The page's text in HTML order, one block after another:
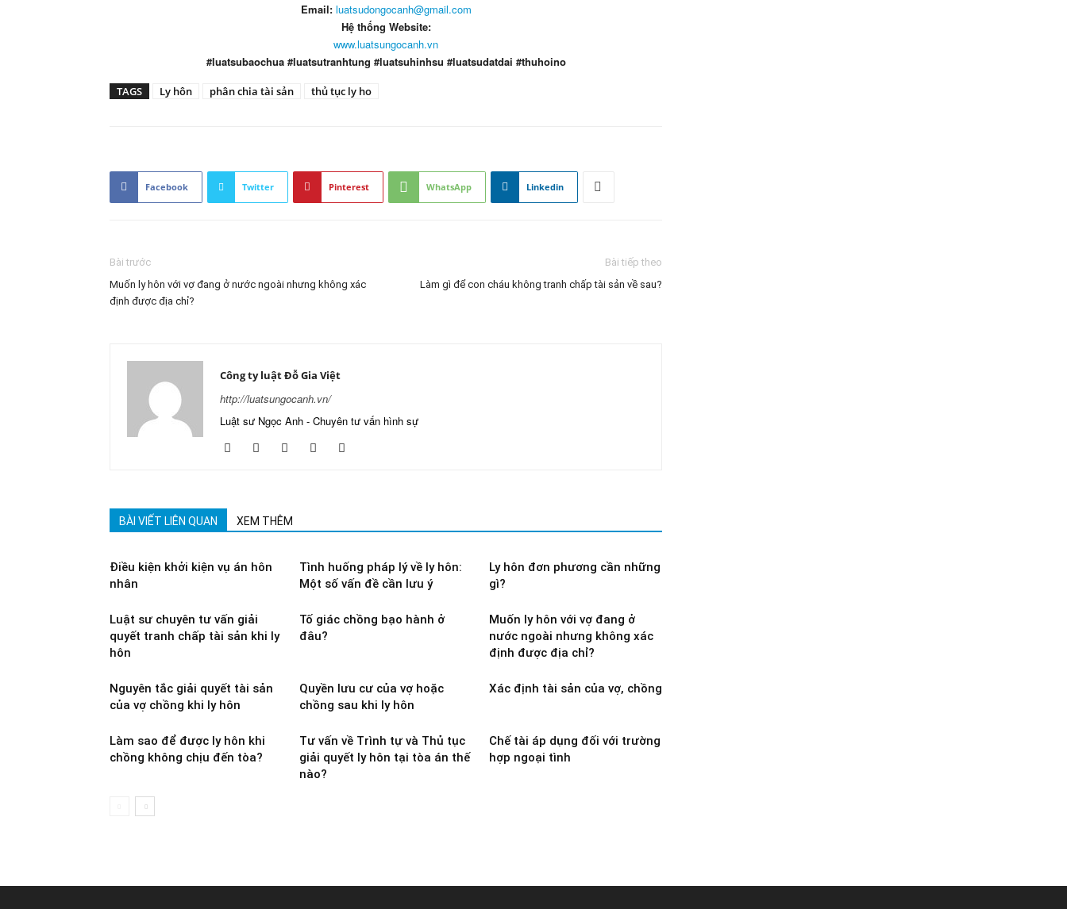
Email: luatsudongocanh@gmail.com
Hệ thống Website:
www.luatsungocanh.vn
#luatsubaochua #luatsutranhtung #luatsuhinhsu #luatsudatdai #thuhoino
TAGS Ly hôn phân chia tài sản thủ tục ly ho
Facebook Twitter Pinterest WhatsApp Linkedin
Bài trước
Muốn ly hôn với vợ đang ở nước ngoài nhưng không xác
định được địa chỉ?
Bài tiếp theo
Làm gì để con cháu không tranh chấp tài sản về sau?
Công ty luật Đỗ Gia Việt
http://luatsungocanh.vn/
Luật sư Ngọc Anh - Chuyên tư vấn hình sự
BÀI VIẾT LIÊN QUAN XEM THÊM
Điều kiện khởi kiện vụ án hôn
nhân
Tình huống pháp lý về ly hôn:
Một số vấn đề cần lưu ý
Ly hôn đơn phương cần những
gì?
Luật sư chuyên tư vấn giải
quyết tranh chấp tài sản khi ly
hôn
Tố giác chồng bạo hành ở
đâu?
Muốn ly hôn với vợ đang ở
nước ngoài nhưng không xác
định được địa chỉ?
Nguyên tắc giải quyết tài sản
của vợ chồng khi ly hôn
Quyền lưu cư của vợ hoặc
chồng sau khi ly hôn
Xác định tài sản của vợ, chồng
Làm sao để được ly hôn khi
chồng không chịu đến tòa?
Tư vấn về Trình tự và Thủ tục
giải quyết ly hôn tại tòa án thế
nào?
Chế tài áp dụng đối với trường
hợp ngoại tình